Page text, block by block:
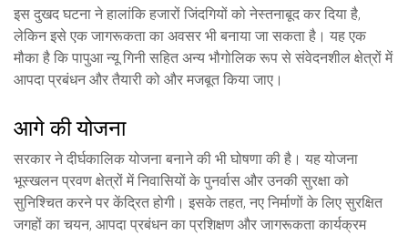
इस दुखद घटना ने हालांकि हजारों जिंदगियों को नेस्तनाबूद कर दिया है,
लेकिन इसे एक जागरूकता का अवसर भी बनाया जा सकता है। यह एक
मौका है कि पापुआ न्यू गिनी सहित अन्य भौगोलिक रूप से संवेदनशील क्षेत्रों में
आपदा प्रबंधन और तैयारी को और मजबूत किया जाए।
आगे की योजना
सरकार ने दीर्घकालिक योजना बनाने की भी घोषणा की है। यह योजना
भूस्खलन प्रवण क्षेत्रों में निवासियों के पुनर्वास और उनकी सुरक्षा को
सुनिश्चित करने पर केंद्रित होगी। इसके तहत, नए निर्माणों के लिए सुरक्षित
जगहों का चयन, आपदा प्रबंधन का प्रशिक्षण और जागरूकता कार्यक्रम